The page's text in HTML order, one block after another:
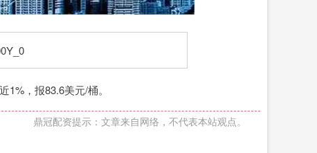
，报83.6美元/桶。
鼎冠配资提示：文章来自网络，不代表本站观点。